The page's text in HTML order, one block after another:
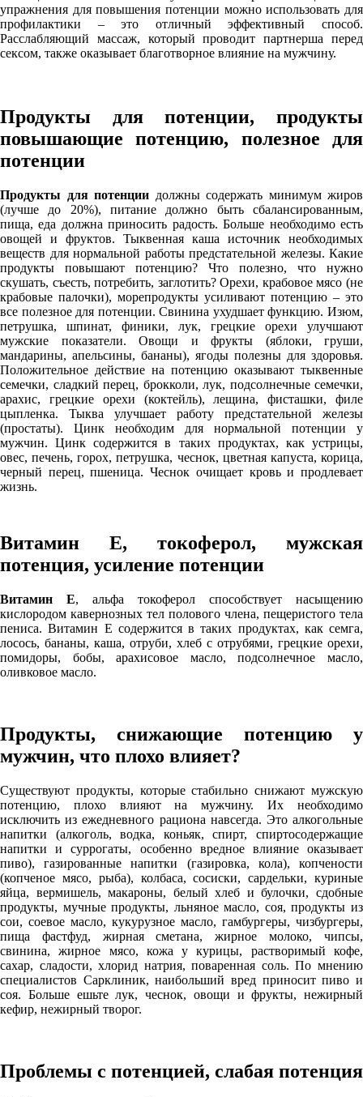
упражнения для повышения потенции можно использовать для
профилактики – это отличный эффективный способ.
Расслабляющий массаж, который проводит партнерша перед
сексом, также оказывает благотворное влияние на мужчину.
Продукты для потенции, продукты
повышающие потенцию, полезное для
потенции
Продукты для потенции должны содержать минимум жиров
(лучше до 20%), питание должно быть сбалансированным,
пища, еда должна приносить радость. Больше необходимо есть
овощей и фруктов. Тыквенная каша источник необходимых
веществ для нормальной работы предстательной железы. Какие
продукты повышают потенцию? Что полезно, что нужно
скушать, съесть, потребить, заглотить? Орехи, крабовое мясо (не
крабовые палочки), морепродукты усиливают потенцию – это
все полезное для потенции. Свинина ухудшает функцию. Изюм,
петрушка, шпинат, финики, лук, грецкие орехи улучшают
мужские показатели. Овощи и фрукты (яблоки, груши,
мандарины, апельсины, бананы), ягоды полезны для здоровья.
Положительное действие на потенцию оказывают тыквенные
семечки, сладкий перец, брокколи, лук, подсолнечные семечки,
арахис, грецкие орехи (коктейль), лещина, фисташки, филе
цыпленка. Тыква улучшает работу предстательной железы
(простаты). Цинк необходим для нормальной потенции у
мужчин. Цинк содержится в таких продуктах, как устрицы,
овес, печень, горох, петрушка, чеснок, цветная капуста, корица,
черный перец, пшеница. Чеснок очищает кровь и продлевает
жизнь.
Витамин Е, токоферол, мужская
потенция, усиление потенции
Витамин Е, альфа токоферол способствует насыщению
кислородом кавернозных тел полового члена, пещеристого тела
пениса. Витамин Е содержится в таких продуктах, как семга,
лосось, бананы, каша, отруби, хлеб с отрубями, грецкие орехи,
помидоры, бобы, арахисовое масло, подсолнечное масло,
оливковое масло.
Продукты, снижающие потенцию у
мужчин, что плохо влияет?
Существуют продукты, которые стабильно снижают мужскую
потенцию, плохо влияют на мужчину. Их необходимо
исключить из ежедневного рациона навсегда. Это алкогольные
напитки (алкоголь, водка, коньяк, спирт, спиртосодержащие
напитки и суррогаты, особенно вредное влияние оказывает
пиво), газированные напитки (газировка, кола), копчености
(копченое мясо, рыба), колбаса, сосиски, сардельки, куриные
яйца, вермишель, макароны, белый хлеб и булочки, сдобные
продукты, мучные продукты, льняное масло, соя, продукты из
сои, соевое масло, кукурузное масло, гамбургеры, чизбургеры,
пища фастфуд, жирная сметана, жирное молоко, чипсы,
свинина, жирное мясо, кожа у курицы, растворимый кофе,
сахар, сладости, хлорид натрия, поваренная соль. По мнению
специалистов Сарклиник, наибольший вред приносит пиво и
соя. Больше ешьте лук, чеснок, овощи и фрукты, нежирный
кефир, нежирный творог.
Проблемы с потенцией, слабая потенция